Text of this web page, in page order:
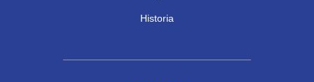
Historia